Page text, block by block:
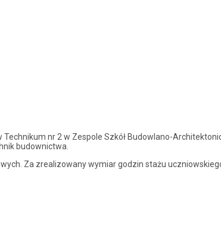
nr 2 w Zespole Szkół Budowlano-
budownictwa.
Za zrealizowany wymiar godzin stażu